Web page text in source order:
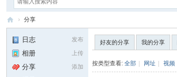
› 分享
发布
日志
上传
相册
添加
分享
好友的分享 我的分享
按类型查看:全部 网址 视频